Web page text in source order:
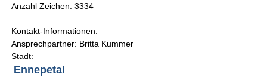
Anzahl Zeichen: 3334
Kontakt-Informationen:
Ansprechpartner: Britta Kummer
Stadt:
Ennepetal